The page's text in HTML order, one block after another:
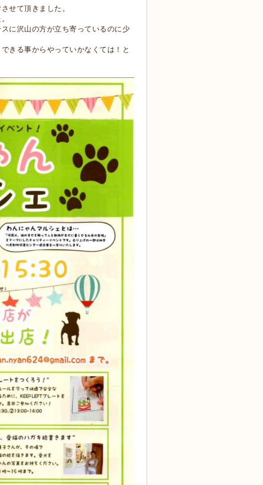
せて頂きました。
に沢山の方が立ち寄っているのに少
きる事からやっていかなくては！と